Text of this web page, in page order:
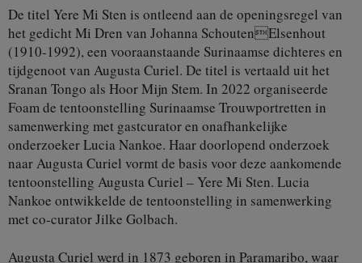
De titel Yere Mi Sten is ontleend aan de openingsregel van
het gedicht Mi Dren van Johanna SchoutenElsenhout
(1910-1992), een vooraanstaande Surinaamse dichteres en
tijdgenoot van Augusta Curiel. De titel is vertaald uit het
Sranan Tongo als Hoor Mijn Stem. In 2022 organiseerde
Foam de tentoonstelling Surinaamse Trouwportretten in
samenwerking met gastcurator en onafhankelijke
onderzoeker Lucia Nankoe. Haar doorlopend onderzoek
naar Augusta Curiel vormt de basis voor deze aankomende
tentoonstelling Augusta Curiel – Yere Mi Sten. Lucia
Nankoe ontwikkelde de tentoonstelling in samenwerking
met co-curator Jilke Golbach.
Augusta Curiel werd in 1873 geboren in Paramaribo, waar